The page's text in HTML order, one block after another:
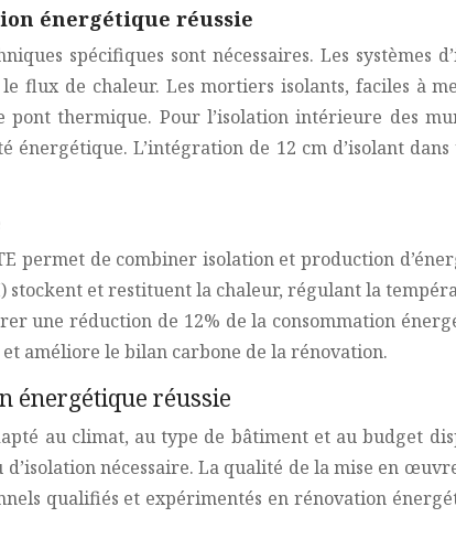
énergétique réussie
spécifiques sont nécessaires. Les
flux de chaleur. Les mortiers isolants, faciles à
thermique. Pour l’isolation intérieure des
énergétique. L’intégration de 12 cm d’isolant
permet de combiner isolation et production
stockent et restituent la chaleur, régulant la
une réduction de 12% de la consommation
améliore le bilan carbone de la rénovation.
énergétique réussie
au climat, au type de bâtiment et au budget
nécessaire. La qualité de la mise en
qualifiés et expérimentés en rénovation